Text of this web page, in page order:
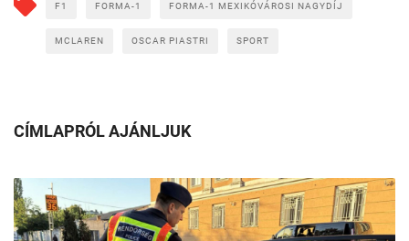
F1 FORMA-1 FORMA-1 MEXIKÓVÁROSI NAGYDÍJ
MCLAREN OSCAR PIASTRI SPORT
CÍMLAPRÓL AJÁNLJUK